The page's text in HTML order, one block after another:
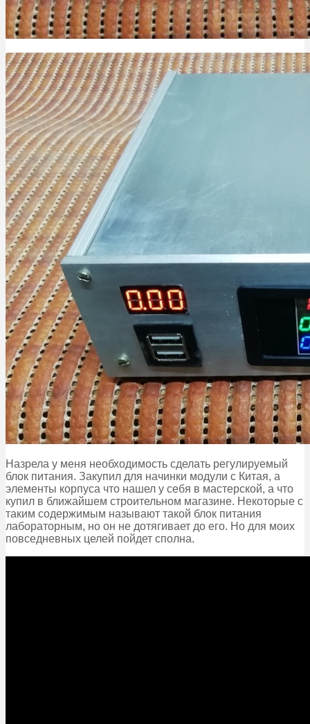
Назрела у меня необходимость сделать регулируемый
блок питания. Закупил для начинки модули с Китая, а
элементы корпуса что нашел у себя в мастерской, а что
купил в ближайшем строительном магазине. Некоторые с
таким содержимым называют такой блок питания
лабораторным, но он не дотягивает до его. Но для моих
повседневных целей пойдет сполна.